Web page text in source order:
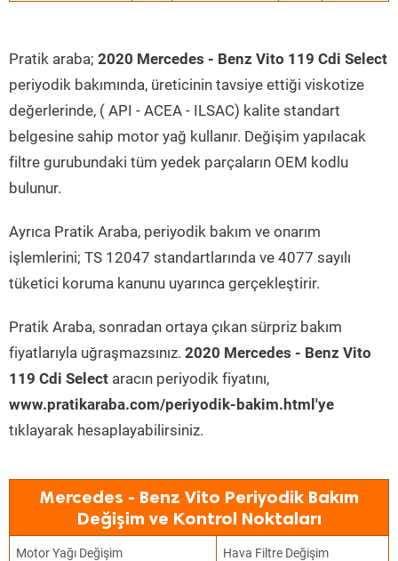
Pratik araba; 2020 Mercedes - Benz Vito 119 Cdi Select
periyodik bakımında, üreticinin tavsiye ettiği viskotize
değerlerinde, ( API - ACEA - ILSAC) kalite standart
belgesine sahip motor yağ kullanır. Değişim yapılacak
filtre gurubundaki tüm yedek parçaların OEM kodlu
bulunur.
Ayrıca Pratik Araba, periyodik bakım ve onarım
işlemlerini; TS 12047 standartlarında ve 4077 sayılı
tüketici koruma kanunu uyarınca gerçekleştirir.
Pratik Araba, sonradan ortaya çıkan sürpriz bakım
fiyatlarıyla uğraşmazsınız. 2020 Mercedes - Benz Vito
119 Cdi Select aracın periyodik fiyatını,
www.pratikaraba.com/periyodik-bakim.html'ye
tıklayarak hesaplayabilirsiniz.
Mercedes - Benz Vito Periyodik Bakım
Değişim ve Kontrol Noktaları
Motor Yağı Değişim Hava Filtre Değişim